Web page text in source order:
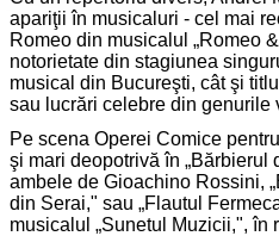
apariţii în musicaluri - cel mai
Romeo din musicalul „Romeo
notorietate din stagiunea
musical din Bucureşti, cât şi
sau lucrări celebre din genurile
Pe scena Operei Comice
şi mari deopotrivă în „Bărbierul
ambele de Gioachino Rossini,
din Serai," sau „Flautul
musicalul „Sunetul Muzicii,", în